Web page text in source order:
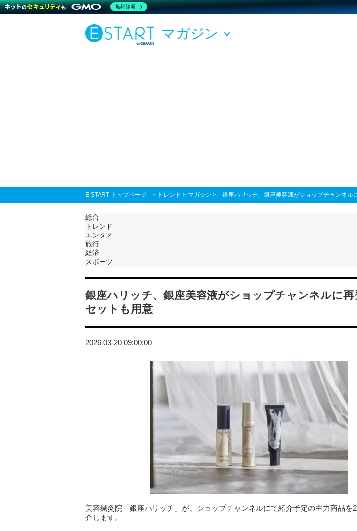
マガジン
E START トップページ > トレンド > マガジン > 銀座ハリッチ、銀座美容液がショップチャンネル
総合
トレンド
エンタメ
旅行
経済
スポーツ
銀座ハリッチ、銀座美容液がショップチャンネルに再
セットも用意
2026-03-20 09:00:00
美容鍼灸院「銀座ハリッチ」が、ショップチャンネルにて紹介予定の主力商品を
介します。
無料診断